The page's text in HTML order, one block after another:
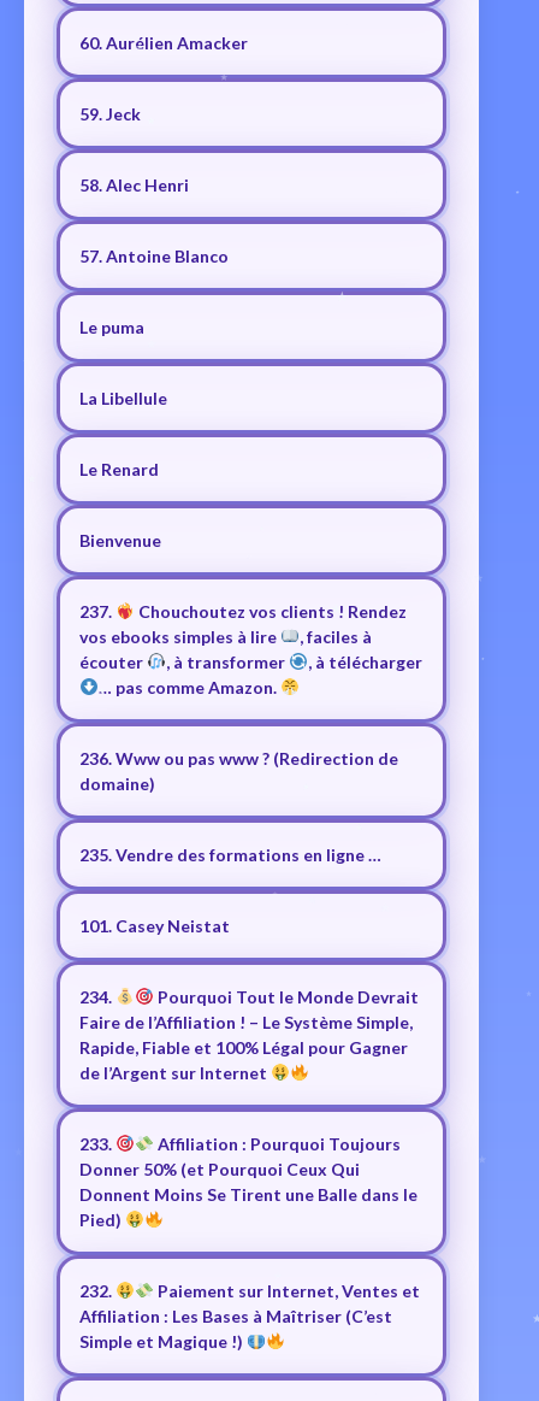
60. Aurélien Amacker
59. Jeck
58. Alec Henri
57. Antoine Blanco
Le puma
La Libellule
Le Renard
Bienvenue
237.
Chouchoutez vos clients ! Rendez
vos ebooks simples à lire
, faciles à
écouter
, à transformer
, à télécharger
… pas comme Amazon.
236. Www ou pas www ? (Redirection de
domaine)
235. Vendre des formations en ligne …
101. Casey Neistat
234.
Pourquoi Tout le Monde Devrait
Faire de l’Affiliation ! – Le Système Simple,
Rapide, Fiable et 100% Légal pour Gagner
de l’Argent sur Internet
233.
Affiliation : Pourquoi Toujours
Donner 50% (et Pourquoi Ceux Qui
Donnent Moins Se Tirent une Balle dans le
Pied)
232.
Paiement sur Internet, Ventes et
Affiliation : Les Bases à Maîtriser (C’est
Simple et Magique !)